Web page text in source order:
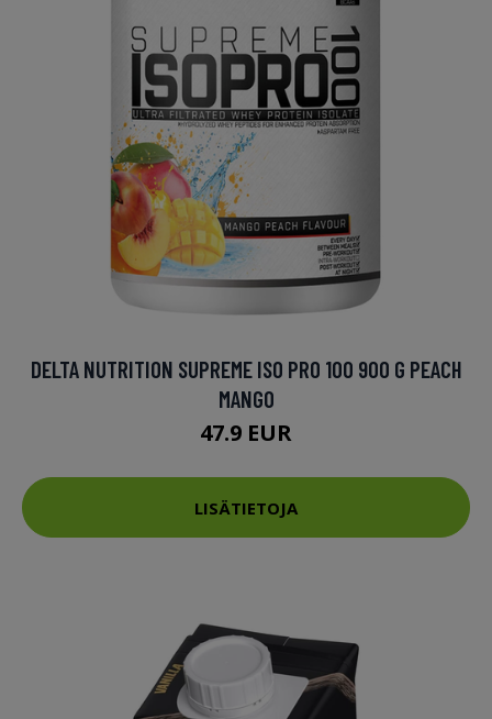
DELTA NUTRITION SUPREME ISO PRO 100 900 G PEACH
MANGO
47.9 EUR
LISÄTIETOJA